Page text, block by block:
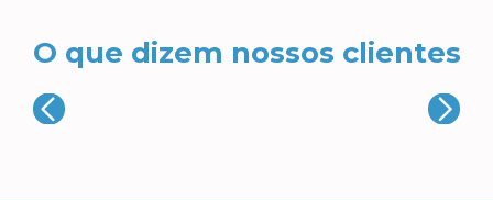
O que dizem nossos clientes